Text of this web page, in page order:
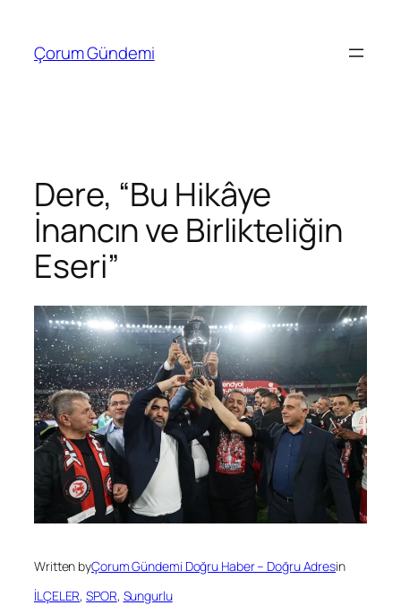
Çorum Gündemi
Dere, “Bu Hikâye
İnancın ve Birlikteliğin
Eseri”
Written byÇorum Gündemi Doğru Haber – Doğru Adresin
İLÇELER, SPOR, Sungurlu